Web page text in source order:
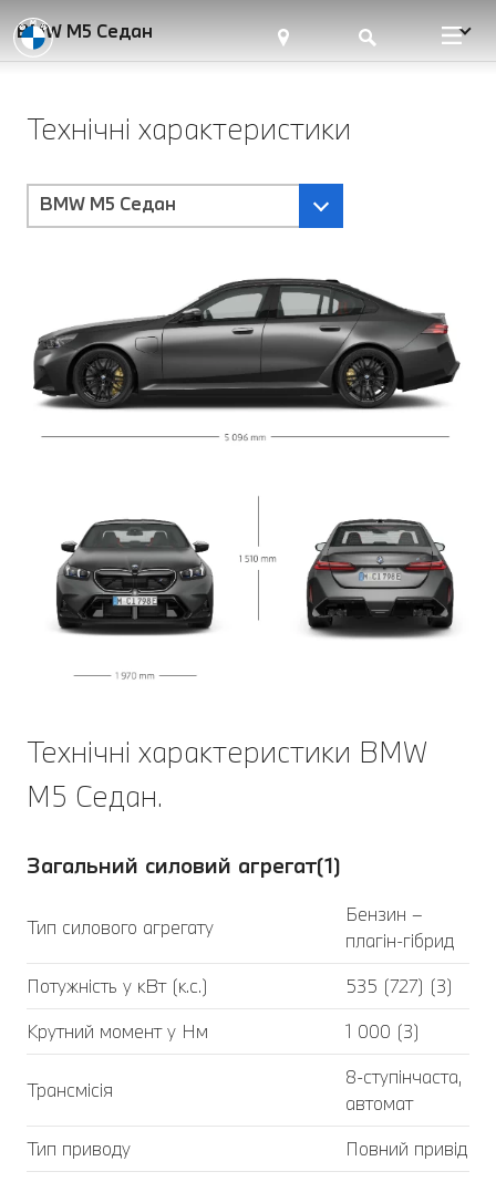
BMW M5 Седан
Технічні характеристики
BMW M5 Седан
Технічні характеристики BMW
M5 Седан.
Загальний силовий агрегат(1)
Тип силового агрегату
Бензин –
плагін-гібрид
Потужність у кВт (к.с.)
535 (727) (3)
Крутний момент у Нм
1 000 (3)
Трансмісія
8-ступінчаста,
автомат
Тип приводу
Повний привід